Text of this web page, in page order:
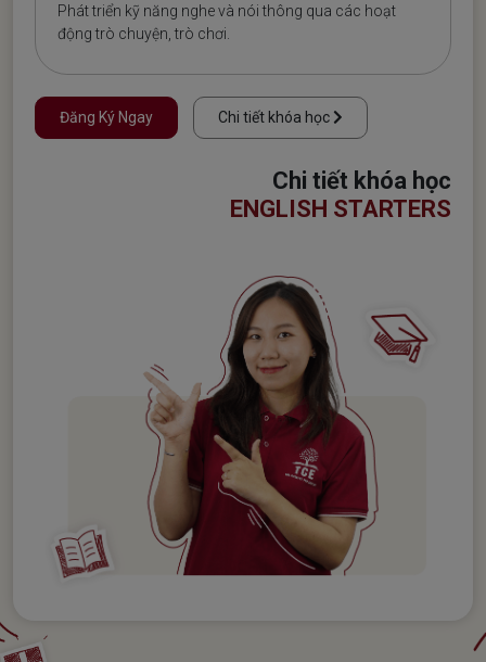
Phát triển kỹ năng nghe và nói thông qua các hoạt
động trò chuyện, trò chơi.
Đăng Ký Ngay Chi tiết khóa học
Chi tiết khóa học
ENGLISH STARTERS